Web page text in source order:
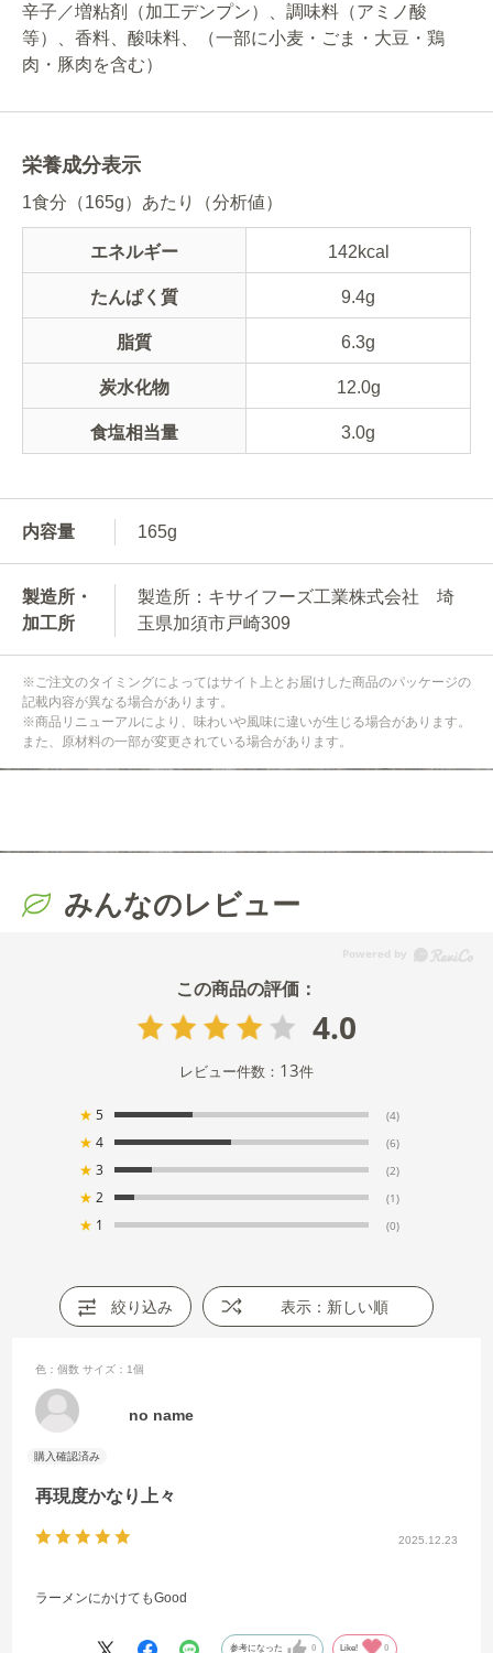
辛子／増粘剤（加工デンプン）、調味料（アミノ酸
等）、香料、酸味料、（一部に小麦・ごま・大豆・鶏
肉・豚肉を含む）
栄養成分表示
1食分（165g）あたり（分析値）
エネルギー 142kcal
たんぱく質 9.4g
脂質 6.3g
炭水化物 12.0g
食塩相当量 3.0g
内容量 165g
製造所・
加工所
製造所：キサイフーズ工業株式会社 埼
玉県加須市戸崎309
※ご注文のタイミングによってはサイト上とお届けした商品のパッケージの
記載内容が異なる場合があります。
※商品リニューアルにより、味わいや風味に違いが生じる場合があります。
また、原材料の一部が変更されている場合があります。
みんなのレビュー
4.0
レビュー件数： 13件
★ 5 (4)
★ 4 (6)
★ 3 (2)
★ 2 (1)
★ 1 (0)
絞り込み 表示：新しい順
2025.12.23
再現度かなり上々
色：個数 サイズ：1個
no name
ラーメンにかけてもGood
参考になった 0 Like! 0